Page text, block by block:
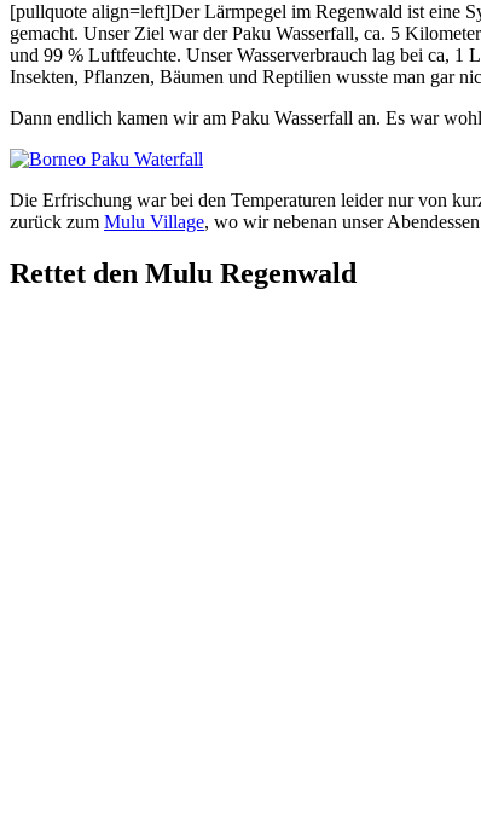
[pullquote align=left]Der Lärmpegel im Regenwald ist eine
gemacht. Unser Ziel war der Paku Wasserfall, ca. 5
und 99 % Luftfeuchte. Unser Wasserverbrauch lag bei ca, 1
Insekten, Pflanzen, Bäumen und Reptilien wusste man gar
Dann endlich kamen wir am Paku Wasserfall an. Es war
Die Erfrischung war bei den Temperaturen leider nur von
zurück zum Mulu Village, wo wir nebenan unser
Rettet den Mulu Regenwald